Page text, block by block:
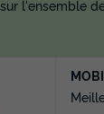
l'ensemble